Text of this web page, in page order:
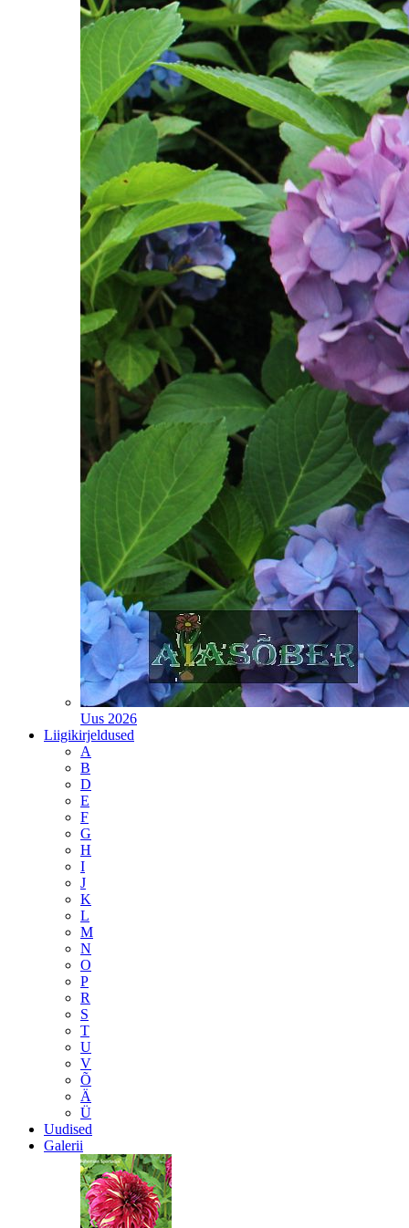
Uus 2026
Liigikirjeldused
A
B
D
E
F
G
H
I
J
K
L
M
N
O
P
R
S
T
U
V
Õ
Ä
Ü
Uudised
Galerii